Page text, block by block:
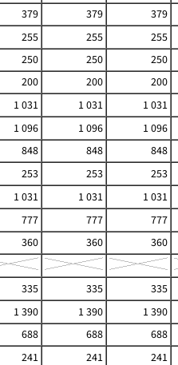
379 379
379
255 255
255
250 250
250
200 200
200
1 031 1 031
1 031
1 096 1 096
1 096
848 848
848
253 253
253
1 031 1 031
1 031
777 777
777
360 360
360
335 335
335
1 390 1 390
1 390
688 688
688
241 241 241